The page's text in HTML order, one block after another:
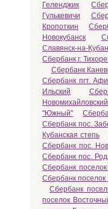
Геленджик
Гулькевичи
Кропоткин
Новокубанск
Славянск-на-
Сбербанк г.
Сбербанк
Сбербанк пгт.
Ильский
Новомихайловский
"Южный"
Сбербанк пос.
Кубанская степь
Сбербанк пос.
Сбербанк пос.
Сбербанк поселок
Сбербанк поселок
Сбербанк
поселок